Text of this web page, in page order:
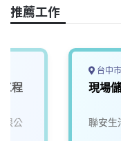
o
k
推薦工作
程
限公
台中
現場
聯安生